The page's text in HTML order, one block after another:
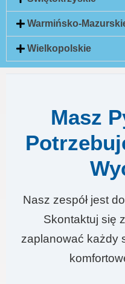
Warmińsko-
Wielkopolskie
Masz
Nasz zespół jest
Skontaktuj się
zaplanować każdy